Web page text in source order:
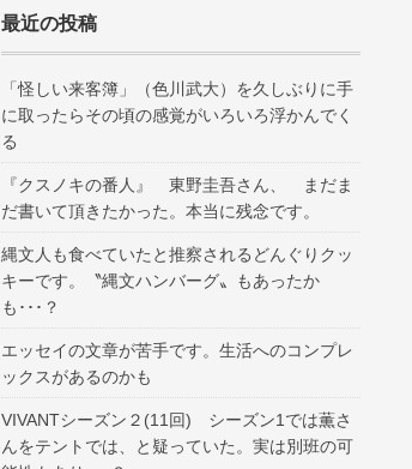
最近の投稿
「怪しい来客簿」（色川武大）を久しぶりに手
に取ったらその頃の感覚がいろいろ浮かんでく
る
『クスノキの番人』 東野圭吾さん、 まだま
だ書いて頂きたかった。本当に残念です。
縄文人も食べていたと推察されるどんぐりクッ
キーです。〝縄文ハンバーグ〟もあったか
も･･･？
エッセイの文章が苦手です。生活へのコンプレ
ックスがあるのかも
VIVANTシーズン２(11回) シーズン1では薫さ
んをテントでは、と疑っていた。実は別班の可